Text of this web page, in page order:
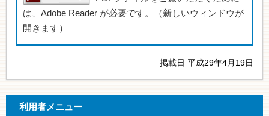
は、Adobe Reader が必要です。（新しいウィンドウが
開きます）
掲載日 平成29年4月19日
利用者メニュー